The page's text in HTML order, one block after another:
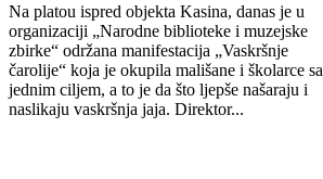
Na platou ispred objekta Kasina, danas je u
organizaciji „Narodne biblioteke i muzejske
zbirke“ održana manifestacija „Vaskršnje
čarolije“ koja je okupila mališane i školarce sa
jednim ciljem, a to je da što ljepše našaraju i
naslikaju vaskršnja jaja. Direktor...